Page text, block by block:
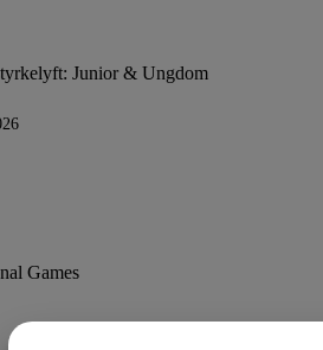
Junior & Ungdom
Games